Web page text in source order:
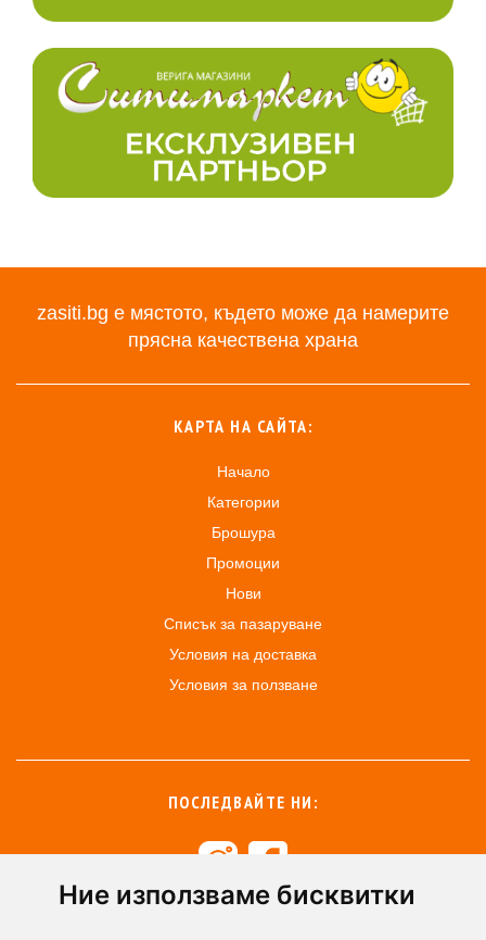
Ние използваме бисквитки
zasiti.bg е мястото, където може да намерите
прясна качествена храна
КАРТА НА САЙТА:
Начало
Категории
Брошура
Промоции
Нови
Списък за пазаруване
Условия на доставка
Условия за ползване
ПОСЛЕДВАЙТЕ НИ: